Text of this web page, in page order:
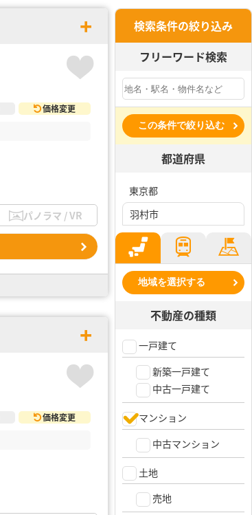
価格変更
パノラマ / VR
価格変更
検索条件の絞り込み
フリーワード検索
この条件で絞り込む
都道府県
東京都
羽村市
地域を選択する
不動産の種類
一戸建て
新築一戸建て
中古一戸建て
マンション
中古マンション
土地
売地